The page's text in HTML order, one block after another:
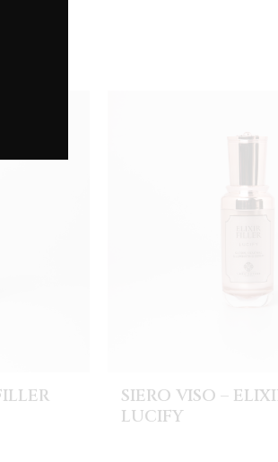
SIERO VISO –
LUCIFY